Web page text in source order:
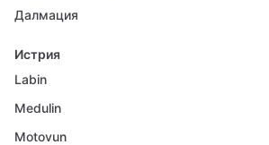
Далмация
Истрия
Labin
Medulin
Motovun